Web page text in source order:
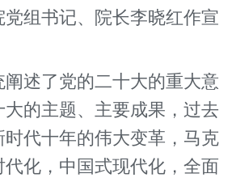
党组书记、院长李晓红作宣
述了党的二十大的重大意
大的主题、主要成果，过去
代十年的伟大变革，马克
化，中国式现代化，全面